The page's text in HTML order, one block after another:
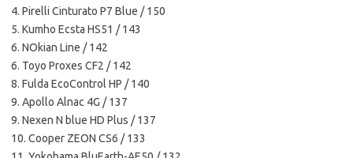
4. Pirelli Cinturato P7 Blue / 150
5. Kumho Ecsta HS51 / 143
6. NOkian Line / 142
6. Toyo Proxes CF2 / 142
8. Fulda EcoControl HP / 140
9. Apollo Alnac 4G / 137
9. Nexen N blue HD Plus / 137
10. Cooper ZEON CS6 / 133